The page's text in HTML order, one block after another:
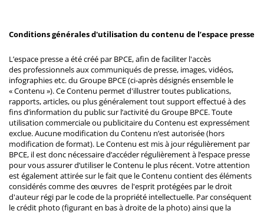
Conditions générales d'utilisation du contenu de l’espace presse
L’espace presse a été créé par BPCE, afin de faciliter l'accès
des professionnels aux communiqués de presse, images, vidéos,
infographies etc. du Groupe BPCE (ci-après désignés ensemble le
« Contenu »). Ce Contenu permet d'illustrer toutes publications,
rapports, articles, ou plus généralement tout support effectué à des
fins d’information du public sur l’activité du Groupe BPCE. Toute
utilisation commerciale ou publicitaire du Contenu est expressément
exclue. Aucune modification du Contenu n’est autorisée (hors
modification de format). Le Contenu est mis à jour régulièrement par
BPCE, il est donc nécessaire d’accéder régulièrement à l’espace presse
pour vous assurer d’utiliser le Contenu le plus récent. Votre attention
est également attirée sur le fait que le Contenu contient des éléments
considérés comme des œuvres de l'esprit protégées par le droit
d'auteur régi par le code de la propriété intellectuelle. Par conséquent
le crédit photo (figurant en bas à droite de la photo) ainsi que la